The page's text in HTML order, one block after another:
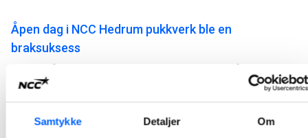
Samtykke Detaljer Om
Åpen dag i NCC Hedrum pukkverk ble en
braksuksess
2025-05-12
Nettverkssamling for unge og nyutdannede i NCC